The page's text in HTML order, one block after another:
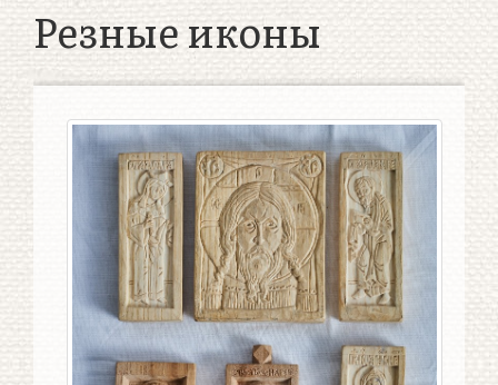
Резные иконы